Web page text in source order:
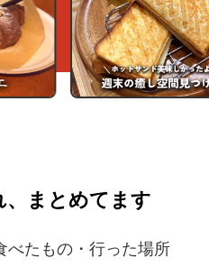
、まとめてます
べたもの・行った場所